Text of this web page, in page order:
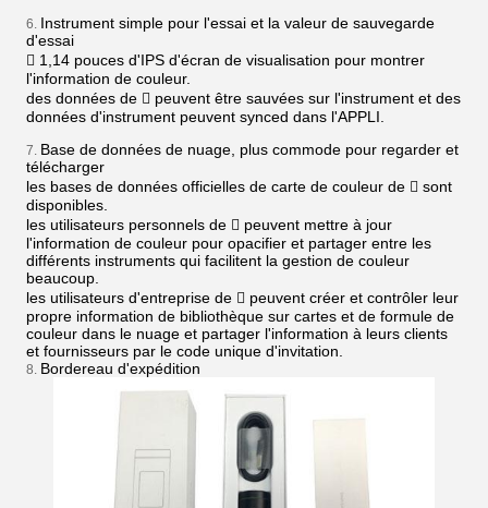
6. Instrument simple pour l'essai et la valeur de sauvegarde
d'essai
 1,14 pouces d'IPS d'écran de visualisation pour montrer
l'information de couleur.
des données de  peuvent être sauvées sur l'instrument et des
données d'instrument peuvent synced dans l'APPLI.
7. Base de données de nuage, plus commode pour regarder et
télécharger
les bases de données officielles de carte de couleur de  sont
disponibles.
les utilisateurs personnels de  peuvent mettre à jour
l'information de couleur pour opacifier et partager entre les
différents instruments qui facilitent la gestion de couleur
beaucoup.
les utilisateurs d'entreprise de  peuvent créer et contrôler leur
propre information de bibliothèque sur cartes et de formule de
couleur dans le nuage et partager l'information à leurs clients
et fournisseurs par le code unique d'invitation.
8. Bordereau d'expédition